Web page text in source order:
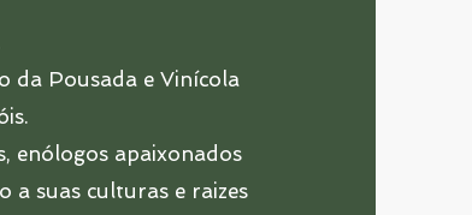
da Pousada e Vinícola
enólogos apaixonados
a suas culturas e raizes